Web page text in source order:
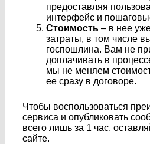
предоставляя
интерфейс и
Стоимость – в нее
затраты, в том числе
госпошлина. Вам не
доплачивать в
мы не меняем
ее сразу в договоре.
Чтобы воспользоваться
сервиса и опубликовать
всего лишь за 1 час,
сайте.